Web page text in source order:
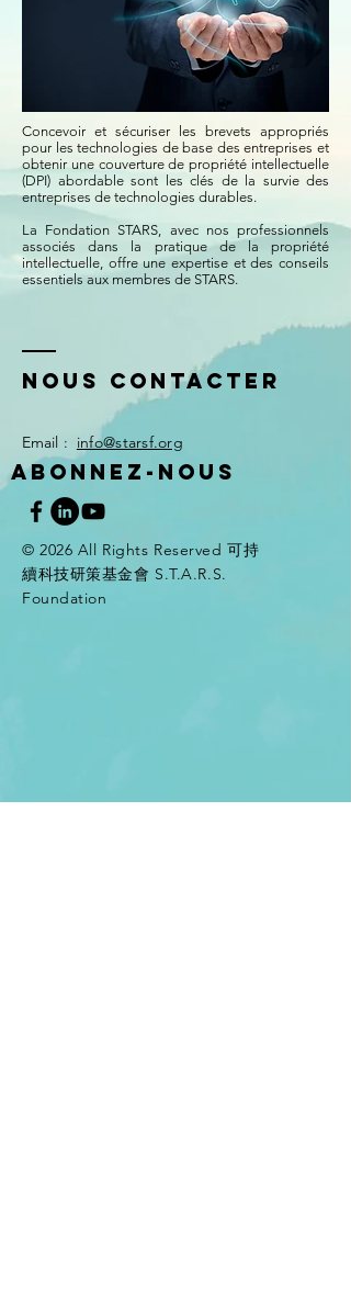
Concevoir et sécuriser les brevets appropriés
pour les technologies de base des entreprises et
obtenir une couverture de propriété intellectuelle
(DPI) abordable sont les clés de la survie des
entreprises de technologies durables.
La Fondation STARS, avec nos professionnels
associés dans la pratique de la propriété
intellectuelle, offre une expertise et des conseils
essentiels aux membres de STARS.
Nous contacter
​Email ️ : info@starsf.org
ABONNEZ-NOUS
© 2026 All Rights Reserved 可持
續科技研策基金會 S.T.A.R.S.
Foundation